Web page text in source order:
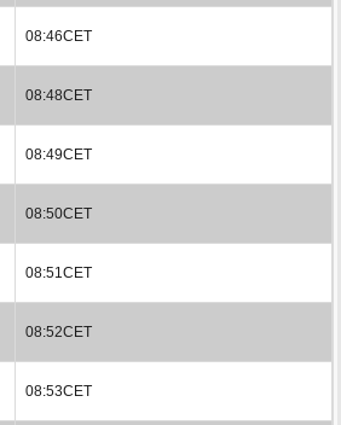
08:46CET
08:48CET
08:49CET
08:50CET
08:51CET
08:52CET
08:53CET